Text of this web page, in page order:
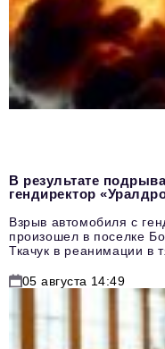
В результате
гендиректор
Взрыв автомобиля с
произошел в поселке
Ткачук в реанимации в
05 августа 14:49